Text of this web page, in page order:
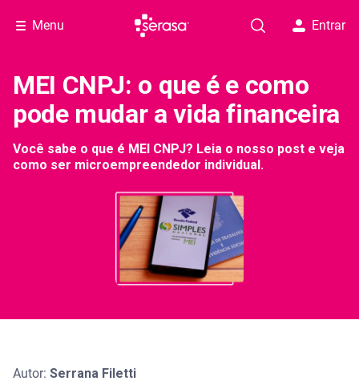
Menu Entrar
MEI CNPJ: o que é e como
pode mudar a vida financeira
Você sabe o que é MEI CNPJ? Leia o nosso post e veja
como ser microempreendedor individual.
Autor: Serrana Filetti